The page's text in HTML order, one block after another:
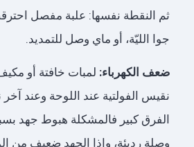
ثم النقطة نفسها: علبة مفصل
جوا الليّة، أو ماي وصل للتمديد.
ضعف الكهرباء: لمبات خافتة أو
نقيس الفولتية عند اللوحة وعند آخر
الفرق كبير فالمشكلة هبوط جهد
وصلة رديئة، وإذا الجهد ضعيف من